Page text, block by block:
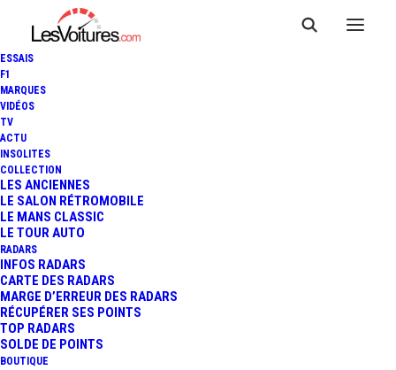
ESSAIS
F1
MARQUES
VIDÉOS
TV
ACTU
INSOLITES
COLLECTION
LES ANCIENNES
LE SALON RÉTROMOBILE
LE MANS CLASSIC
LE TOUR AUTO
RADARS
INFOS RADARS
CARTE DES RADARS
MARGE D’ERREUR DES RADARS
RÉCUPÉRER SES POINTS
TOP RADARS
SOLDE DE POINTS
BOUTIQUE
ROADSTER : 1 080 CH SANS
TOIT POUR
L’HYPER‑ROADSTER ULTIME
4 Minutes